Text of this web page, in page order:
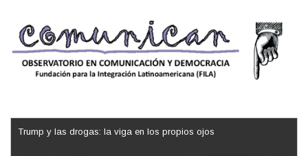
Trump y las drogas: la viga en los propios ojos